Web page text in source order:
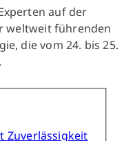
auf der
weltweit führenden
die vom 24. bis 25.
Zuverlässigkeit